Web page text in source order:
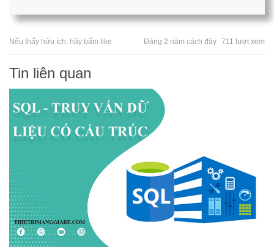
Nếu thấy hữu ích, hãy bấm like Đăng 2 năm cách đây 711 lượt xem
Tin liên quan